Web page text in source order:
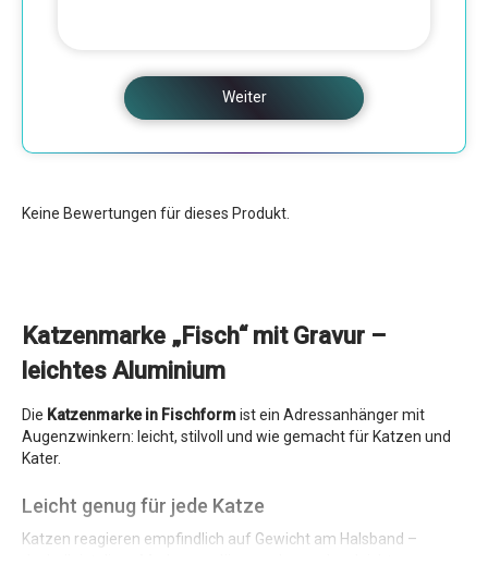
Weiter
Keine Bewertungen für dieses Produkt.
Katzenmarke „Fisch“ mit Gravur –
leichtes Aluminium
Die Katzenmarke in Fischformist ein Adressanhänger mit
Augenzwinkern: leicht, stilvoll und wie gemacht für Katzen und
Kater.
Leicht genug für jede Katze
Katzen reagieren empfindlich auf Gewicht am Halsband –